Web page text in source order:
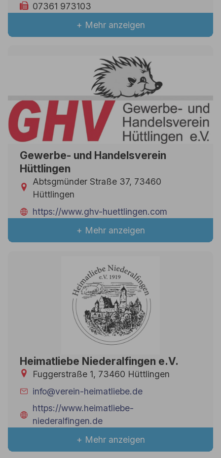
07361 973103
+ Mehr anzeigen
Gewerbe- und Handelsverein
Hüttlingen
Abtsgmünder Straße 37, 73460
Hüttlingen
https://www.ghv-huettlingen.com
+ Mehr anzeigen
Heimatliebe Niederalfingen e.V.
Fuggerstraße 1, 73460 Hüttlingen
info@verein-heimatliebe.de
https://www.heimatliebe-
niederalfingen.de
+ Mehr anzeigen